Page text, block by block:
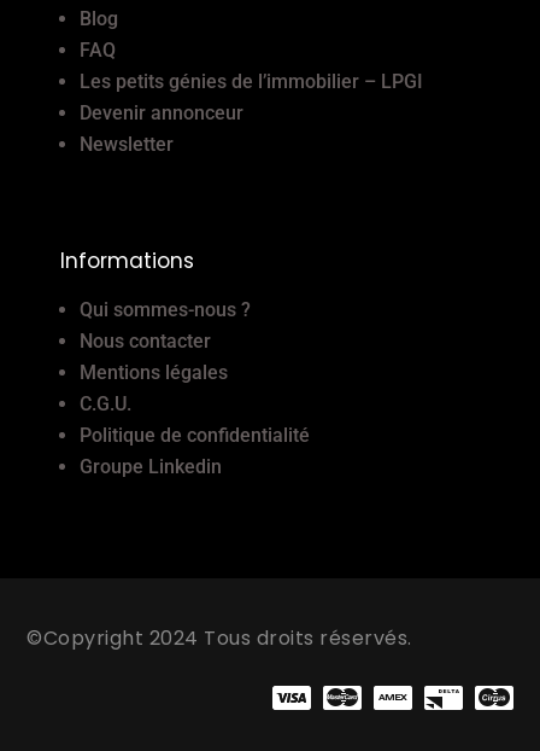
Blog
FAQ
Les petits génies de l’immobilier – LPGI
Devenir annonceur
Newsletter
Informations
Qui sommes-nous ?
Nous contacter
Mentions légales
C.G.U.
Politique de confidentialité
Groupe Linkedin
©Copyright 2024 Tous droits réservés.